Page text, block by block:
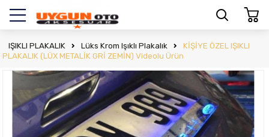
IŞIKLI PLAKALIK Lüks Krom Işıklı Plakalık
KİŞİYE ÖZEL IŞIKLI
PLAKALIK (LÜX METALİK GRİ ZEMİN) Videolu Ürün